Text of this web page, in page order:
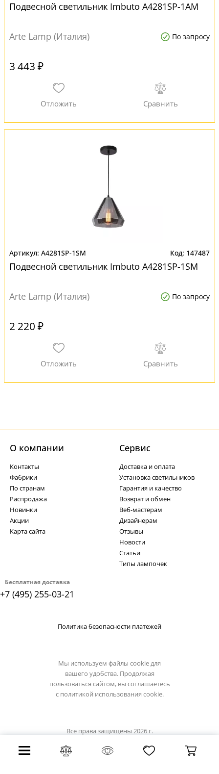
Подвесной светильник Imbuto A4281SP-1AM
Arte Lamp (Италия) По запросу
3 443 ₽
A4281SP-1SM 147487
Подвесной светильник Imbuto A4281SP-1SM
Arte Lamp (Италия) По запросу
2 220 ₽
Бесплатная доставка
+7 (495) 255-03-21
О компании
Контакты
Фабрики
По странам
Распродажа
Новинки
Акции
Карта сайта
Cервис
Доставка и оплата
Установка светильников
Гарантия и качество
Возврат и обмен
Веб-мастерам
Дизайнерам
Отзывы
Новости
Статьи
Типы лампочек
Политика безопасности платежей
Мы используем файлы cookie для
вашего удобства. Продолжая
пользоваться сайтом, вы соглашаетесь
с политикой использования cookie.
Все права защищены 2026 г.